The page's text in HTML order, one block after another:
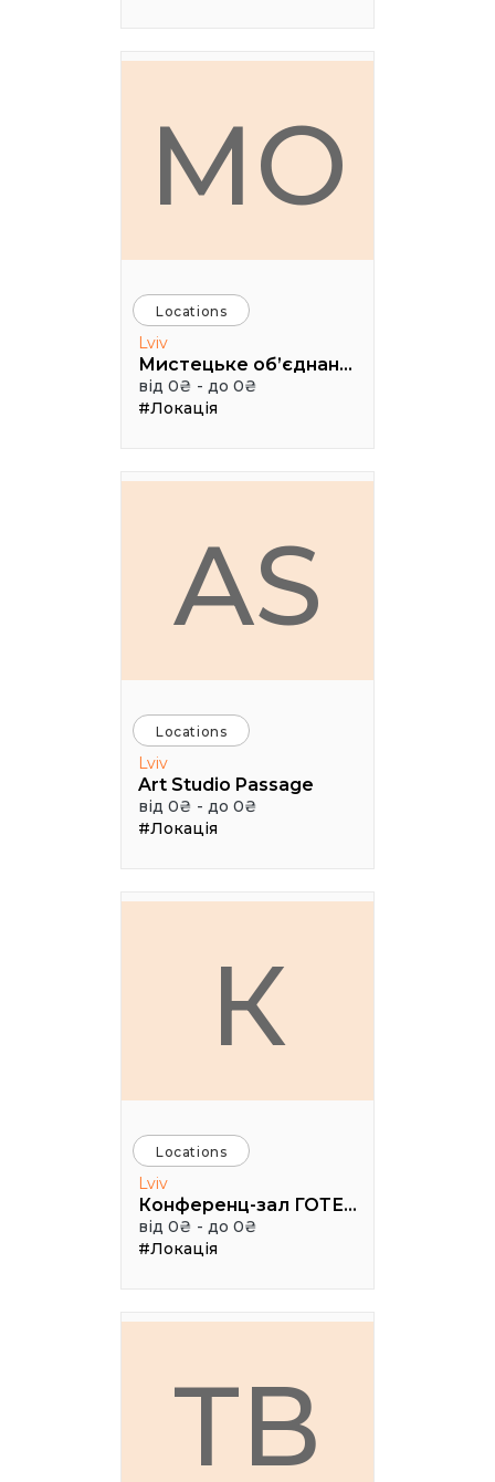
МО
Locations
Lviv
Мистецьке об’єднання "Дзига"
від 0₴ - до 0₴
#Локація
AS
Locations
Lviv
Art Studio Passage
від 0₴ - до 0₴
#Локація
К
Locations
Lviv
Конференц-зал ГОТЕЛЬ "МОДЕРН"
від 0₴ - до 0₴
#Локація
ТВ